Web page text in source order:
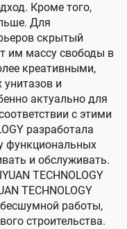
Кроме того,
Для
скрытый
им массу свободы в
креативными,
и
актуально для
с этими
разработала
функциональных
и обслуживать.
TECHNOLOGY
TECHNOLOGY
работы,
строительства.